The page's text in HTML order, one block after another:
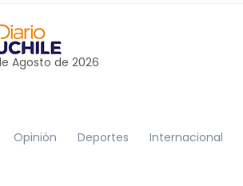
Agosto de 2026
Opinión Deportes Internacional